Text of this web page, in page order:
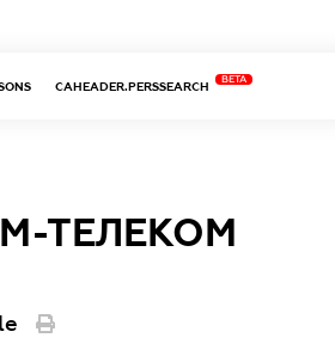
CAHEADER.PERSSEARCH
BETA
ТЕЛЕКОМ